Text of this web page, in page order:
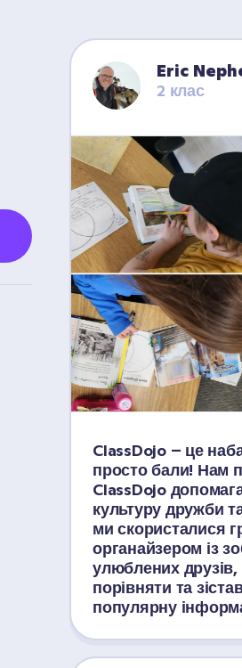
Eric
2 клас
ClassDojo – це
просто бали! Нам
ClassDojo
культуру дружби
ми скористалися
органайзером із
улюблених
порівняти та
популярну